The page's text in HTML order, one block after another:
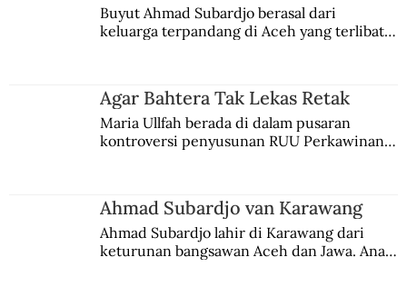
Buyut Ahmad Subardjo berasal dari
keluarga terpandang di Aceh yang terlibat
Agar Bahtera Tak Lekas Retak
Maria Ullfah berada di dalam pusaran
kontroversi penyusunan RUU Perkawinan.
Ahmad Subardjo van Karawang
Ahmad Subardjo lahir di Karawang dari
keturunan bangsawan Aceh dan Jawa. Anak